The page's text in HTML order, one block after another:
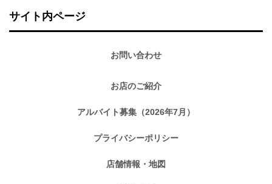
サイト内ページ
お問い合わせ
お店のご紹介
アルバイト募集（2026年7月）
プライバシーポリシー
店舗情報・地図